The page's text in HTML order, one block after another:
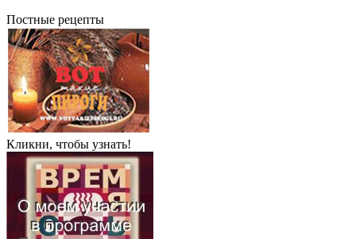
Постные рецепты
Кликни, чтобы узнать!